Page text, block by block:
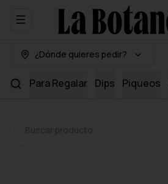
Abrir menu de navegación
¿Dónde quieres pedir?
Para Regalar Dips Piqueos